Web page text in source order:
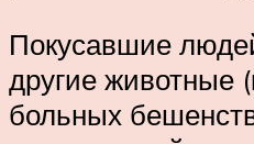
Покусавшие
другие животные
больных